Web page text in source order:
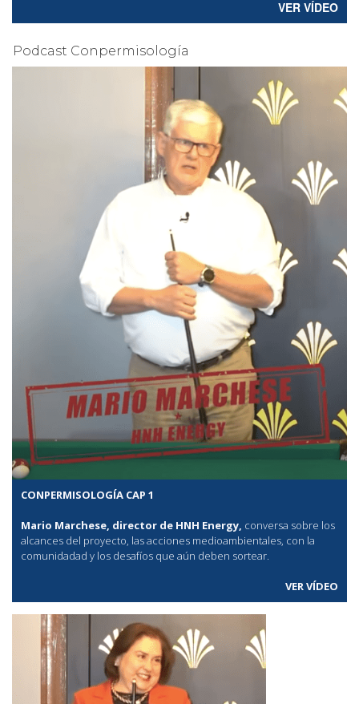
VER VÍDEO
Podcast Conpermisología
CONPERMISOLOGÍA CAP 1
Mario Marchese, director de HNH Energy, conversa sobre los
alcances del proyecto, las acciones medioambientales, con la
comunidadad y los desafíos que aún deben sortear.
VER VÍDEO